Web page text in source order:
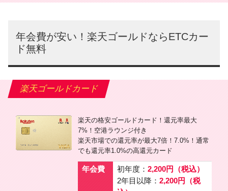
年会費が安い！楽天ゴールドならETCカー
ド無料
楽天ゴールドカード
楽天の格安ゴールドカード！還元率最大
7%！空港ラウンジ付き
楽天市場での還元率が最大7倍！7.0%！通常
でも還元率1.0%の高還元カード
年会費 初年度： 2,200円（税込）
2年目以降： 2,200円（税